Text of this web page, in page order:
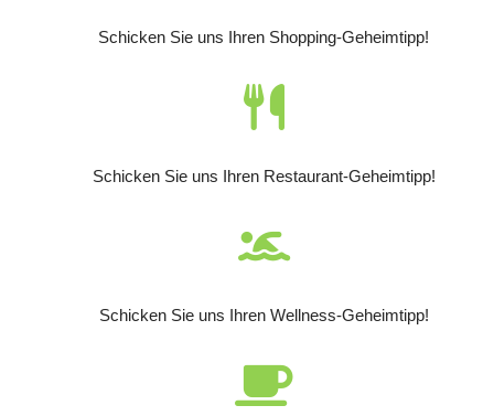
Schicken Sie uns Ihren Shopping-Geheimtipp!
Schicken Sie uns Ihren Restaurant-Geheimtipp!
Schicken Sie uns Ihren Wellness-Geheimtipp!